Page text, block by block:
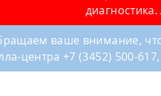
ваше внимание,
центра +7 (3452) 500-